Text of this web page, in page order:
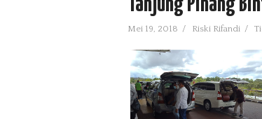
Tanjung Pinang
Mei 19, 2018 / Riski Rifandi /